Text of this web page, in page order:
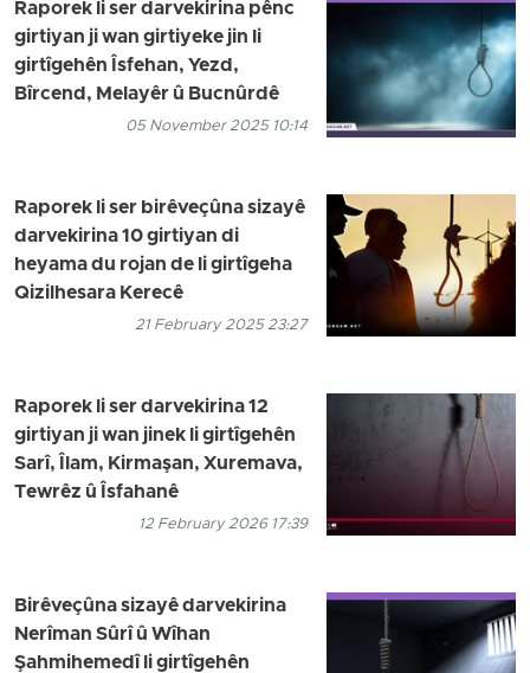
Raporek li ser darvekirina pênc
girtiyan ji wan girtiyeke jin li
girtîgehên Îsfehan, Yezd,
Bîrcend, Melayêr û Bucnûrdê
05 November 2025 10:14
Raporek li ser birêveçûna sizayê
darvekirina 10 girtiyan di
heyama du rojan de li girtîgeha
Qizilhesara Kerecê
21 February 2025 23:27
Raporek li ser darvekirina 12
girtiyan ji wan jinek li girtîgehên
Sarî, Îlam, Kirmaşan, Xuremava,
Tewrêz û Îsfahanê
12 February 2026 17:39
Birêveçûna sizayê darvekirina
Nerîman Sûrî û Wîhan
Şahmihemedî li girtîgehên